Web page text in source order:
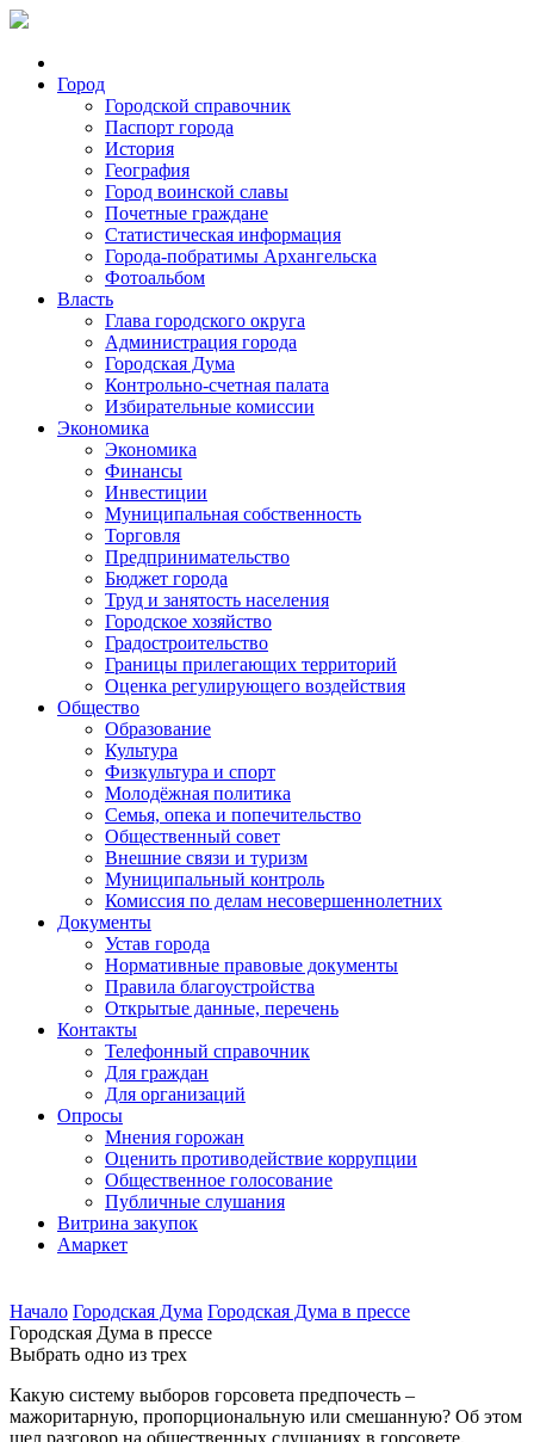
Город
Городской справочник
Паспорт города
История
География
Город воинской славы
Почетные граждане
Статистическая информация
Города-побратимы Архангельска
Фотоальбом
Власть
Глава городского округа
Администрация города
Городская Дума
Контрольно-счетная палата
Избирательные комиссии
Экономика
Экономика
Финансы
Инвестиции
Муниципальная собственность
Торговля
Предпринимательство
Бюджет города
Труд и занятость населения
Городское хозяйство
Градостроительство
Границы прилегающих территорий
Оценка регулирующего воздействия
Общество
Образование
Культура
Физкультура и спорт
Молодёжная политика
Семья, опека и попечительство
Общественный совет
Внешние связи и туризм
Муниципальный контроль
Комиссия по делам несовершеннолетних
Документы
Устав города
Нормативные правовые документы
Правила благоустройства
Открытые данные, перечень
Контакты
Телефонный справочник
Для граждан
Для организаций
Опросы
Мнения горожан
Оценить противодействие коррупции
Общественное голосование
Публичные слушания
Витрина закупок
Амаркет
Начало Городская Дума Городская Дума в прессе
Городская Дума в прессе
Выбрать одно из трех
Какую систему выборов горсовета предпочесть –
мажоритарную, пропорциональную или смешанную? Об этом
шел разговор на общественных слушаниях в горсовете,